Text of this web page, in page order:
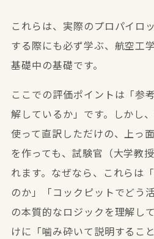
これらは、実際のプロパイロ
する際にも必ず学ぶ、航空工
基礎中の基礎です。
ここでの評価ポイントは「参
解しているか」です。しかし
使って直訳しただけの、上っ
を作っても、試験官（大学教
れます。なぜなら、これらは
のか」「コックピットでどう
の本質的なロジック を理解し
けに「噛み砕いて説明するこ